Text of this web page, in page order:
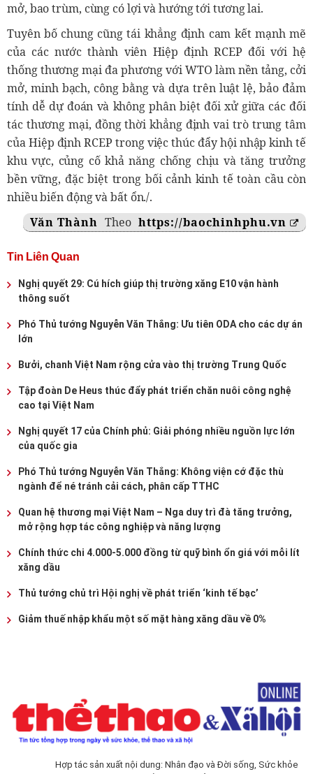
mở, bao trùm, cùng có lợi và hướng tới tương lai.
Tuyên bố chung cũng tái khẳng định cam kết mạnh mẽ
của các nước thành viên Hiệp định RCEP đối với hệ
thống thương mại đa phương với WTO làm nền tảng, cởi
mở, minh bạch, công bằng và dựa trên luật lệ, bảo đảm
tính dễ dự đoán và không phân biệt đối xử giữa các đối
tác thương mại, đồng thời khẳng định vai trò trung tâm
của Hiệp định RCEP trong việc thúc đẩy hội nhập kinh tế
khu vực, củng cố khả năng chống chịu và tăng trưởng
bền vững, đặc biệt trong bối cảnh kinh tế toàn cầu còn
nhiều biến động và bất ổn./.
Văn Thành Theo https://baochinhphu.vn
Tin Liên Quan
Nghị quyết 29: Cú hích giúp thị trường xăng E10 vận hành
thông suốt
Phó Thủ tướng Nguyễn Văn Thắng: Ưu tiên ODA cho các dự án
lớn
Bưởi, chanh Việt Nam rộng cửa vào thị trường Trung Quốc
Tập đoàn De Heus thúc đẩy phát triển chăn nuôi công nghệ
cao tại Việt Nam
Nghị quyết 17 của Chính phủ: Giải phóng nhiều nguồn lực lớn
của quốc gia
Phó Thủ tướng Nguyễn Văn Thắng: Không viện cớ đặc thù
ngành để né tránh cải cách, phân cấp TTHC
Quan hệ thương mại Việt Nam – Nga duy trì đà tăng trưởng,
mở rộng hợp tác công nghiệp và năng lượng
Chính thức chi 4.000-5.000 đồng từ quỹ bình ổn giá với mỗi lít
xăng dầu
Thủ tướng chủ trì Hội nghị về phát triển ‘kinh tế bạc’
Giảm thuế nhập khẩu một số mặt hàng xăng dầu về 0%
Hợp tác sản xuất nội dung: Nhân đạo và Đời sống, Sức khỏe